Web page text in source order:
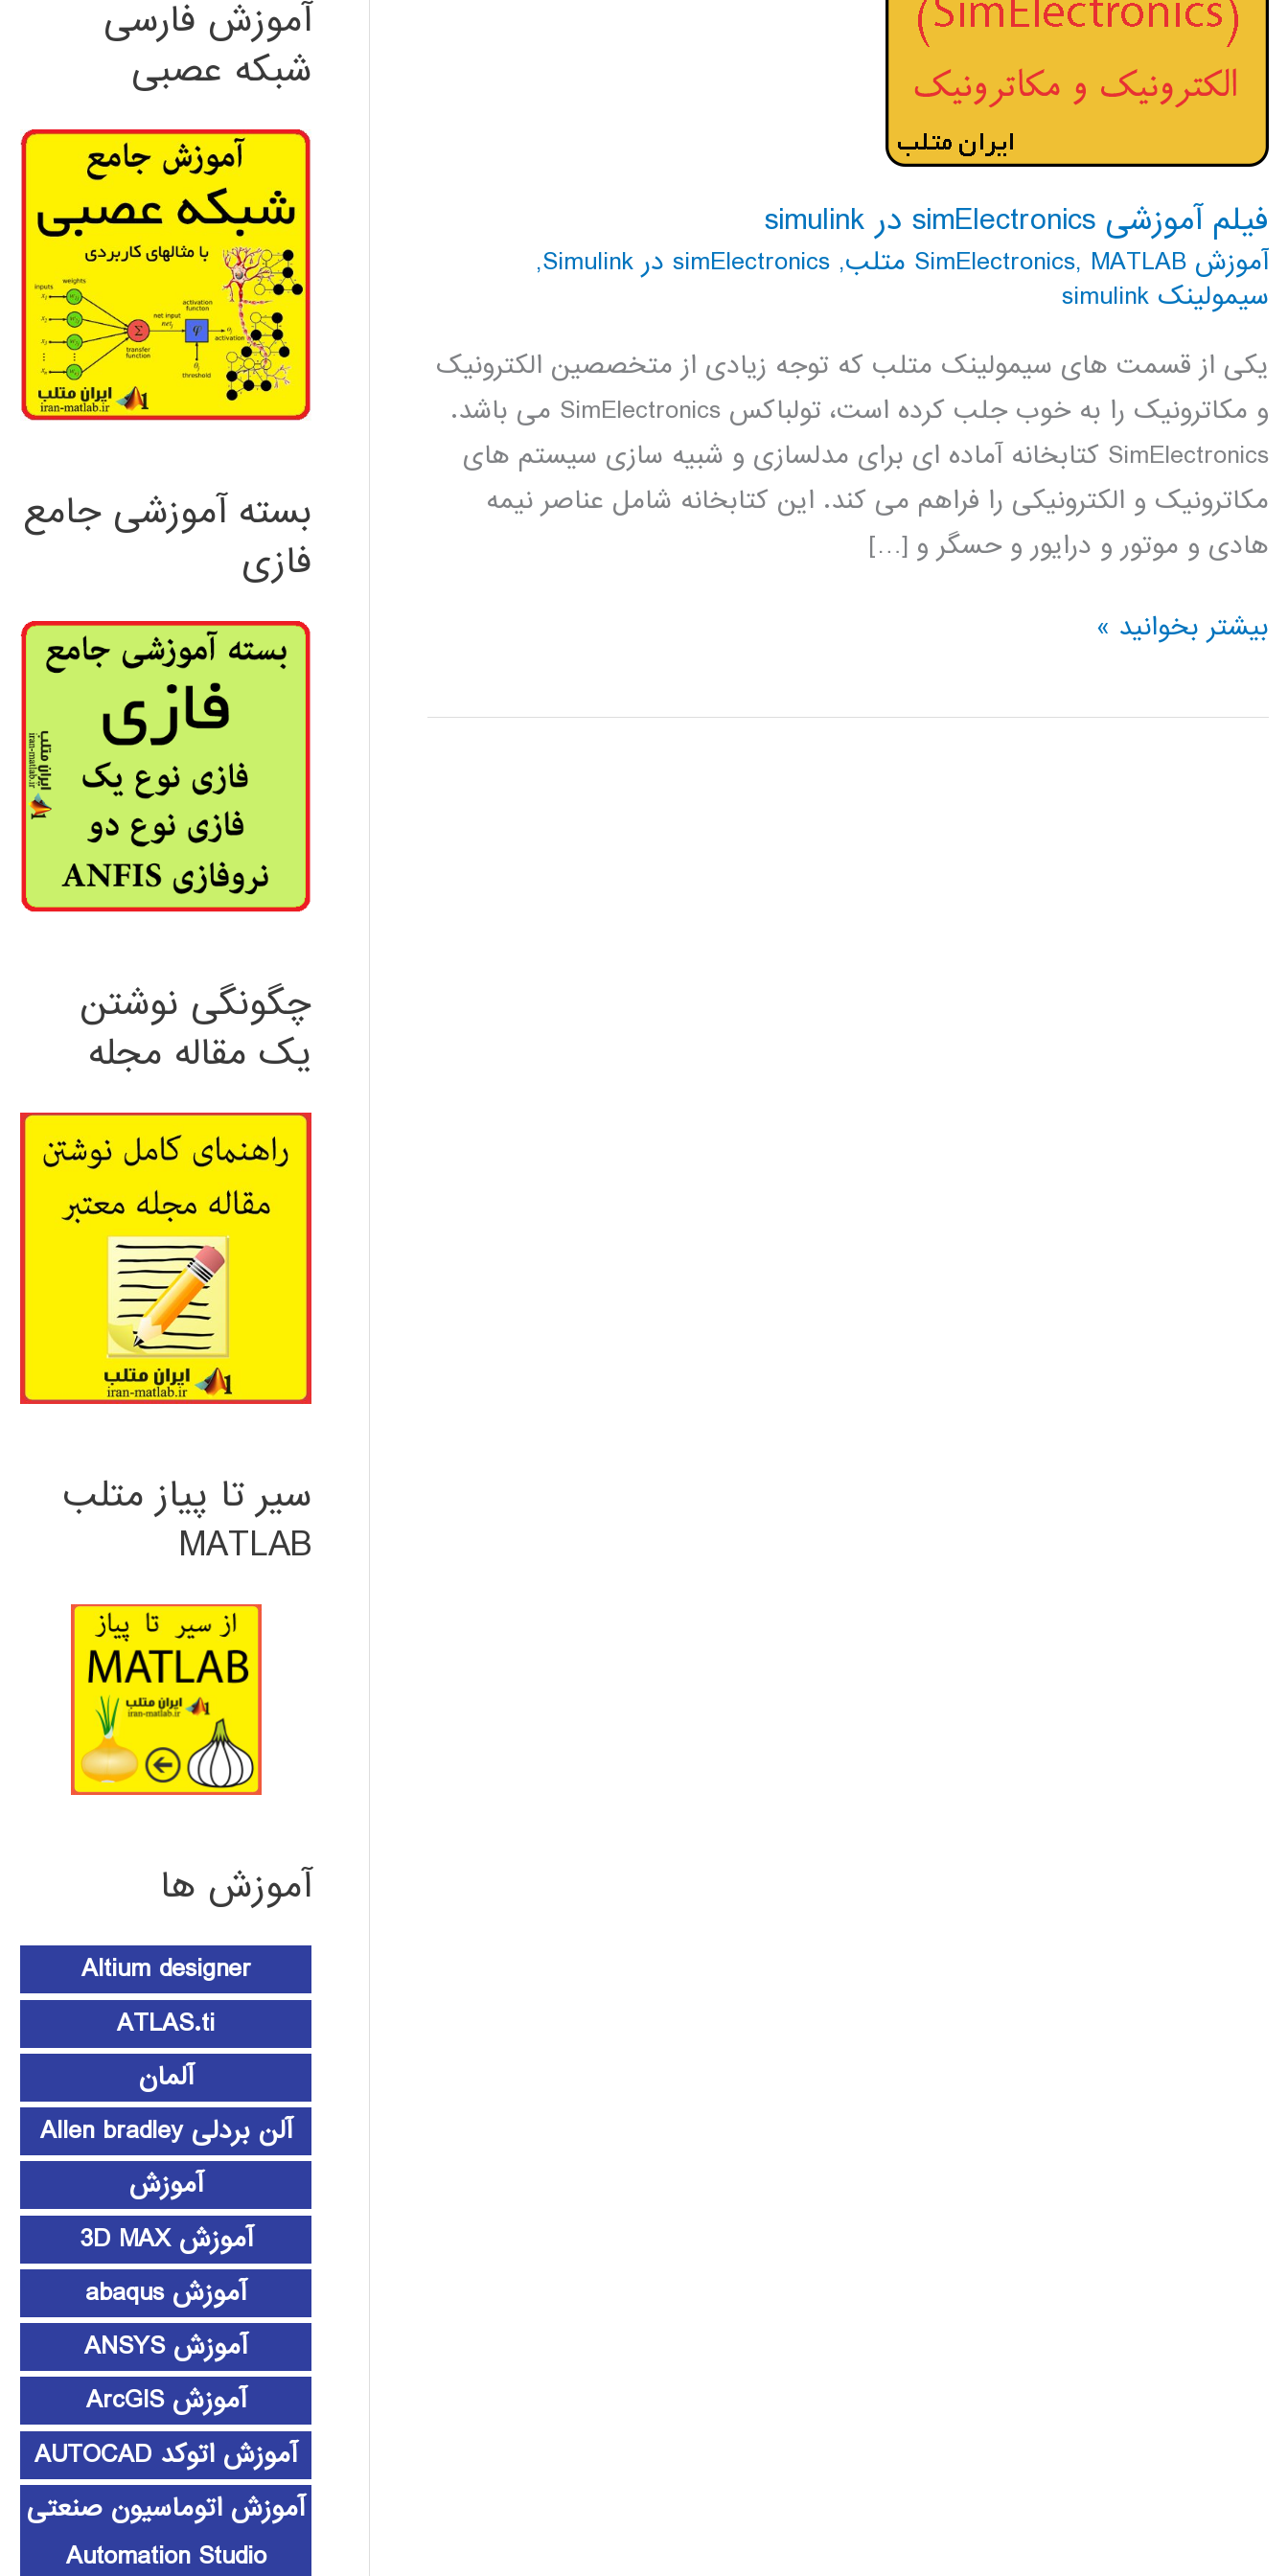
فیلم آموزشی simElectronics در simulink
آموزش SimElectronics , MATLAB متلب , simElectronics در Simulink
,
سیمولینک simulink
یکی از قسمت های سیمولینک متلب که توجه زیادی از متخصصین الکترونیک
و مکاترونیک را به خوب جلب کرده است، تولباکس SimElectronics می باشد.
SimElectronics کتابخانه آماده ای برای مدلسازی و شبیه سازی سیستم های
مکاترونیک و الکترونیکی را فراهم می کند. این کتابخانه شامل عناصر نیمه
هادی و موتور و درایور و حسگر و […]
فیلم
simElectronics
بیشتر بخوانید »
آموزش فارسی
شبکه عصبی
بسته آموزشی جامع
فازی
چگونگی نوشتن
یک مقاله مجله
سیر تا پیاز متلب
MATLAB
آموزش ها
Altium designer
ATLAS.ti
آلمان
آلن بردلی Allen bradley
آموزش
آموزش 3D MAX
آموزش abaqus
آموزش ANSYS
آموزش ArcGIS
آموزش اتوکد AUTOCAD
آموزش اتوماسیون صنعتی
Automation Studio